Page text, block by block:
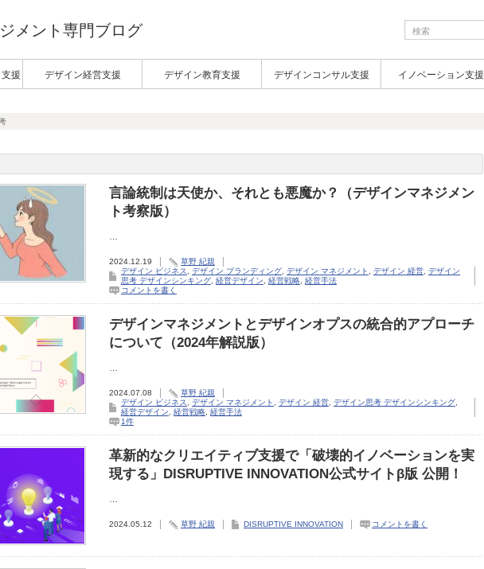
メント専門ブログ
援 デザイン経営支援 デザイン教育支援 デザインコンサル支援 イノベーション支援
言論統制は天使か、それとも悪魔か？（デザインマネジメン
ト考察版）
2024.12.19
草野 紀親
デザイン ビジネス
デザイン ブランディング デザイン マネジメント デザイン 経営 デザイン
思考 デザインシンキング 経営デザイン 経営戦略 経営手法
コメントを書く
デザインマネジメントとデザインオプスの統合的アプローチ
について（2024年解説版）
2024.07.08
草野 紀親
デザイン ビジネス
デザイン マネジメント デザイン 経営 デザイン思考 デザインシンキング
経営デザイン
経営戦略 経営手法
1件
革新的なクリエイティブ支援で「破壊的イノベーションを実
現する」DISRUPTIVE INNOVATION公式サイトβ版 公開！
2024.05.12 草野 紀親 DISRUPTIVE INNOVATION コメントを書く